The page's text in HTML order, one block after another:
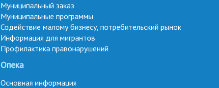
Муниципальный заказ
Муниципальные программы
Содействие малому бизнесу, потребительский рынок
Информация для мигрантов
Профилактика правонарушений
Опека
Основная информация